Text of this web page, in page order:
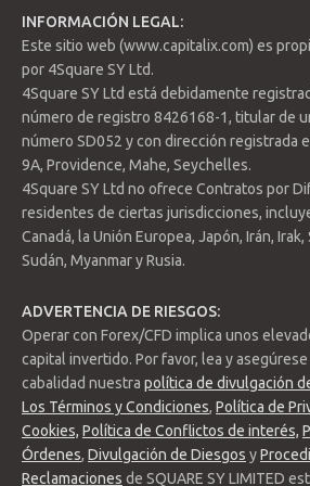
Soporte 1: 13,051.7
Soporte 2: 13,013.3
Resistencia 1: 13,115.2
Resistencia 2: 13,140.3
Resistencia 3: 13,178.7
Pivot Point: 13,076.8
El índice reboto desde el soporte 3,
zona de los 13.000 puntos. Rango de
entre 12.988 y 13.178. Punto pivote para
INFORMACIÓN LEGAL:
Este sitio web (www.capitalix.com) es
por 4Square SY Ltd.
4Square SY Ltd está debidamente
número de registro 8426168-1, titular de
número SD052 y con dirección registrada
9A, Providence, Mahe, Seychelles.
4Square SY Ltd no ofrece Contratos por
residentes de ciertas jurisdicciones,
Canadá, la Unión Europea, Japón, Irán,
Sudán, Myanmar y Rusia.
ADVERTENCIA DE RIESGOS:
Operar con Forex/CFD implica unos
capital invertido. Por favor, lea y
cabalidad nuestra política de divulgación
Los Términos y Condiciones, Política de
Cookies, Política de Conflictos de interés,
Órdenes, Divulgación de Diesgos y
Reclamaciones de SQUARE SY LIMITED